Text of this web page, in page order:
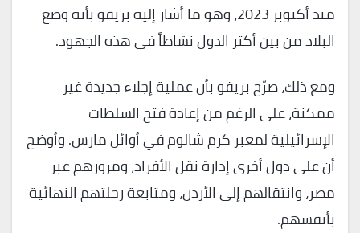
منذ أكتوبر 2023، وهو ما أشار إليه بريفو بأنه وضع
البلاد من بين أكثر الدول نشاطاً في هذه الجهود.
ومع ذلك، صرّح بريفو بأن عملية إجلاء جديدة غير
ممكنة، على الرغم من إعادة فتح السلطات
الإسرائيلية لمعبر كرم شالوم في أوائل مارس. وأوضح
أن على دول أخرى إدارة نقل الأفراد، ومرورهم عبر
مصر، وانتقالهم إلى الأردن، ومتابعة رحلتهم النهائية
بأنفسهم.